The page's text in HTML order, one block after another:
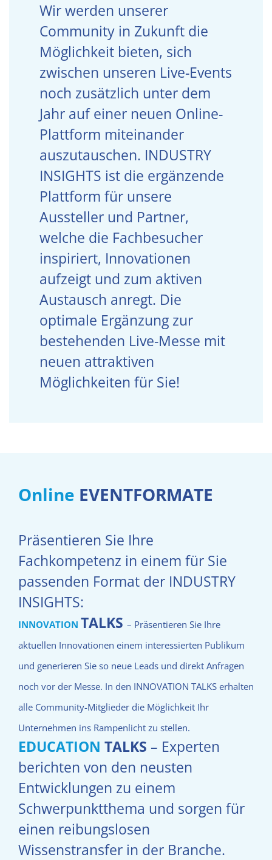
Wir werden unserer
Community in Zukunft die
Möglichkeit bieten, sich
zwischen unseren Live-Events
noch zusätzlich unter dem
Jahr auf einer neuen Online-
Plattform miteinander
auszutauschen. INDUSTRY
INSIGHTS ist die ergänzende
Plattform für unsere
Aussteller und Partner,
welche die Fachbesucher
inspiriert, Innovationen
aufzeigt und zum aktiven
Austausch anregt. Die
optimale Ergänzung zur
bestehenden Live-Messe mit
neuen attraktiven
Möglichkeiten für Sie!
Online EVENTFORMATE
Präsentieren Sie Ihre
Fachkompetenz in einem für Sie
passenden Format der INDUSTRY
INSIGHTS:
INNOVATION TALKS – Präsentieren Sie Ihre
aktuellen Innovationen einem interessierten Publikum
und generieren Sie so neue Leads und direkt Anfragen
noch vor der Messe. In den INNOVATION TALKS erhalten
alle Community-Mitglieder die Möglichkeit Ihr
Unternehmen ins Rampenlicht zu stellen.
EDUCATION TALKS – Experten
berichten von den neusten
Entwicklungen zu einem
Schwerpunktthema und sorgen für
einen reibungslosen
Wissenstransfer in der Branche.